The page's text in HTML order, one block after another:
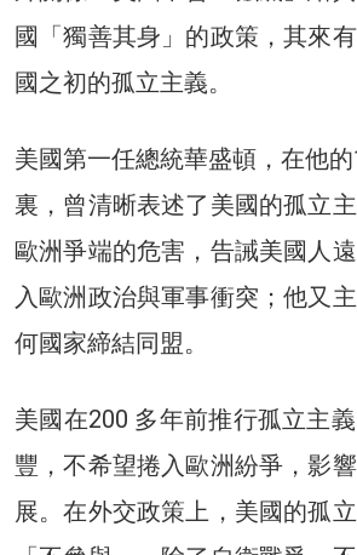
國「獨善其身」的政策，其來
國之初的孤立主義。
美國第一任總統華盛頓，在他
裏，曾清晰表述了美國的孤立
歐洲爭端的危害，告誡美國人
入歐洲政治與軍事衝突；他又
何國家締結同盟。
美國在200 多年前推行孤立主
豐，不希望捲入歐洲紛爭，影
展。在外交政策上，美國的孤